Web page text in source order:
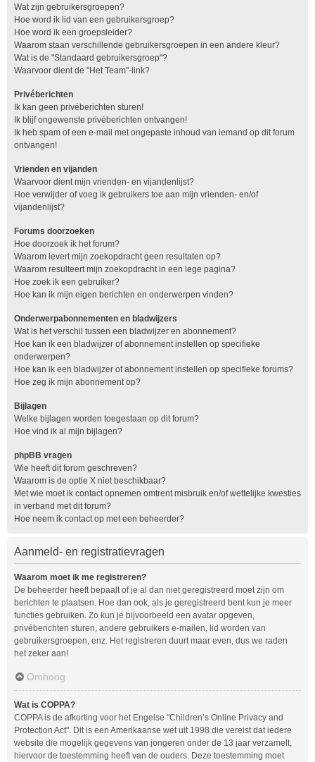
Wat zijn gebruikersgroepen?
Hoe word ik lid van een gebruikersgroep?
Hoe word ik een groepsleider?
Waarom staan verschillende gebruikersgroepen in een andere kleur?
Wat is de "Standaard gebruikersgroep"?
Waarvoor dient de "Het Team"-link?
Privéberichten
Ik kan geen privéberichten sturen!
Ik blijf ongewenste privéberichten ontvangen!
Ik heb spam of een e-mail met ongepaste inhoud van iemand op dit forum
ontvangen!
Vrienden en vijanden
Waarvoor dient mijn vrienden- en vijandenlijst?
Hoe verwijder of voeg ik gebruikers toe aan mijn vrienden- en/of
vijandenlijst?
Forums doorzoeken
Hoe doorzoek ik het forum?
Waarom levert mijn zoekopdracht geen resultaten op?
Waarom resulteert mijn zoekopdracht in een lege pagina?
Hoe zoek ik een gebruiker?
Hoe kan ik mijn eigen berichten en onderwerpen vinden?
Onderwerpabonnementen en bladwijzers
Wat is het verschil tussen een bladwijzer en abonnement?
Hoe kan ik een bladwijzer of abonnement instellen op specifieke
onderwerpen?
Hoe kan ik een bladwijzer of abonnement instellen op specifieke forums?
Hoe zeg ik mijn abonnement op?
Bijlagen
Welke bijlagen worden toegestaan op dit forum?
Hoe vind ik al mijn bijlagen?
phpBB vragen
Wie heeft dit forum geschreven?
Waarom is de optie X niet beschikbaar?
Met wie moet ik contact opnemen omtrent misbruik en/of wettelijke kwesties
in verband met dit forum?
Hoe neem ik contact op met een beheerder?
Aanmeld- en registratievragen
Waarom moet ik me registreren?
De beheerder heeft bepaalt of je al dan niet geregistreerd moet zijn om
berichten te plaatsen. Hoe dan ook, als je geregistreerd bent kun je meer
functies gebruiken. Zo kun je bijvoorbeeld een avatar opgeven,
privéberichten sturen, andere gebruikers e-mailen, lid worden van
gebruikersgroepen, enz. Het registreren duurt maar even, dus we raden
het zeker aan!
Omhoog
Wat is COPPA?
COPPA is de afkorting voor het Engelse "Children’s Online Privacy and
Protection Act". Dit is een Amerikaanse wet uit 1998 die vereist dat iedere
website die mogelijk gegevens van jongeren onder de 13 jaar verzamelt,
hiervoor de toestemming heeft van de ouders. Deze toestemming moet